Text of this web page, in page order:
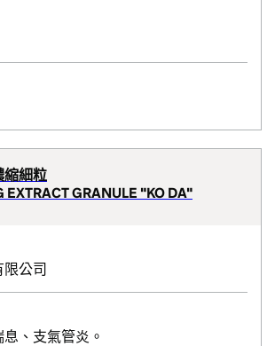
縮細粒
EXTRACT GRANULE "KO DA"
公司
、支氣管炎。